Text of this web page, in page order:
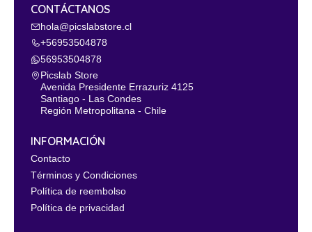
CONTÁCTANOS
hola@picslabstore.cl
+56953504878
56953504878
Picslab Store
Avenida Presidente Errazuriz 4125
Santiago - Las Condes
Región Metropolitana - Chile
INFORMACIÓN
Contacto
Términos y Condiciones
Política de reembolso
Política de privacidad